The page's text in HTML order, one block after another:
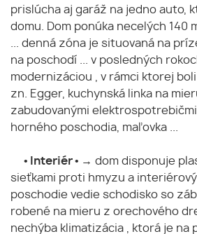
prislúcha aj garáž na jedno auto,
domu. Dom ponúka necelých 140
... denná zóna je situovaná na
na poschodí ... v posledných
modernizáciou , v rámci ktorej
zn. Egger, kuchynská linka na
zabudovanými
horného poschodia, maľovka ...
• Interiér • → dom disponuje
sieťkami proti hmyzu a
poschodie vedie schodisko so
robené na mieru z orechového
nechýba klimatizácia , ktorá je na